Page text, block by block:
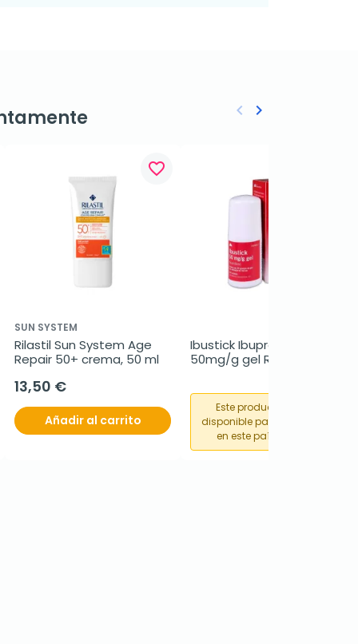
favorite_border
SUN SYSTEM
Rilastil Sun System Age
Repair 50+ crema, 50 ml
13,50 €
Añadir al carrito
Ibustick Ibuprofeno
50mg/g gel Roll-On, 30 gr
Este producto no está
disponible para su compra
en este país o región.
Anterior
keyboard_arrow_left Siguiente
keyboard_arrow_right